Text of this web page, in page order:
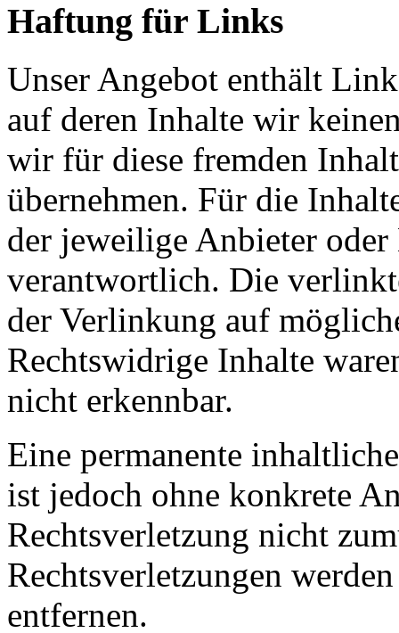
Haftung für Links
Unser Angebot enthält
auf deren Inhalte wir
wir für diese fremden
übernehmen. Für die
der jeweilige Anbieter oder
verantwortlich. Die
der Verlinkung auf
Rechtswidrige Inhalte
nicht erkennbar.
Eine permanente
ist jedoch ohne konkrete
Rechtsverletzung nicht
Rechtsverletzungen
entfernen.